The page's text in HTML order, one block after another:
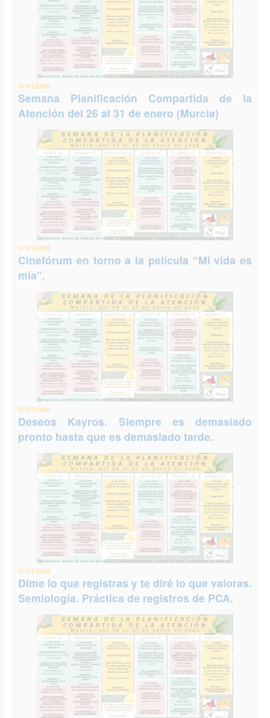
07/01/2026
Semana Planificación Compartida de la
Atención del 26 al 31 de enero (Murcia)
07/01/2026
Cinefórum en torno a la película “Mi vida es
mía”.
07/01/2026
Deseos Kayros. Siempre es demasiado
pronto hasta que es demasiado tarde.
07/01/2026
Dime lo que registras y te diré lo que valoras.
Semiología. Práctica de registros de PCA.